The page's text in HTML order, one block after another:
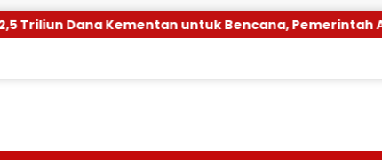
untuk Bencana, Pemerintah Aceh kelola Rp 9,7 Miliar